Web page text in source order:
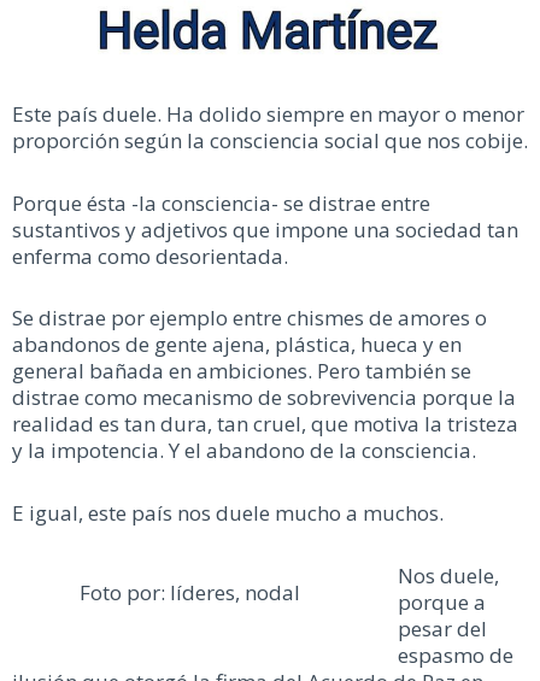
Este país duele. Ha dolido siempre en mayor o menor
proporción según la consciencia social que nos cobije.
Porque ésta -la consciencia- se distrae entre
sustantivos y adjetivos que impone una sociedad tan
enferma como desorientada.
Se distrae por ejemplo entre chismes de amores o
abandonos de gente ajena, plástica, hueca y en
general bañada en ambiciones. Pero también se
distrae como mecanismo de sobrevivencia porque la
realidad es tan dura, tan cruel, que motiva la tristeza
y la impotencia. Y el abandono de la consciencia.
E igual, este país nos duele mucho a muchos.
Foto por: líderes, nodal
Nos duele,
porque a
pesar del
espasmo de